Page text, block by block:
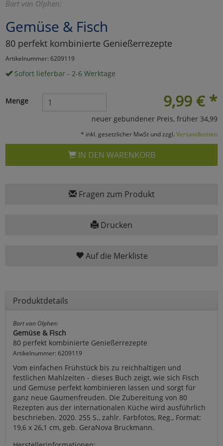
Bart van Olphen:
Gemüse & Fisch
80 perfekt kombinierte Genießerrezepte
Artikelnummer: 6209119
Sofort lieferbar - 2-6 Werktage
9,99 € *
Menge
neuer gebundener Preis, früher 34,99
* inkl. gesetzlicher MwSt und zzgl. Versandkosten
IN DEN WARENKORB
Fragen zum Produkt
Drucken
Auf die Merkliste
Produktdetails
Bart van Olphen:
Gemüse & Fisch
80 perfekt kombinierte Genießerrezepte
Artikelnummer: 6209119
Vom einfachen Frühstück bis zu reichhaltigen und
festlichen Mahlzeiten - dieses Buch zeigt, wie sich Fisch
und Gemüse perfekt kombinieren lassen und sorgt für
ganz neue Gaumenfreuden. Die Zubereitung von 80
Rezepten aus der internationalen Küche wird ausführlich
beschrieben. 2020. 255 S., zahlr. Farbfotos, Reg., Format:
19,6 x 26,1 cm, geb. GeraNova Bruckmann.
Umfragetools